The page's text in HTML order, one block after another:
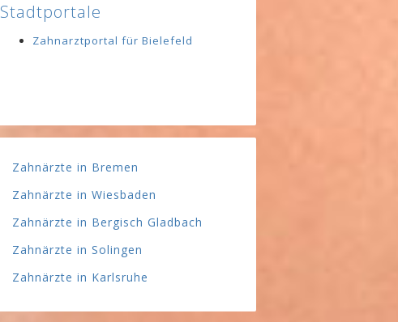
Stadtportale
Zahnarztportal für Bielefeld
Zahnärzte in Bremen
Zahnärzte in Wiesbaden
Zahnärzte in Bergisch Gladbach
Zahnärzte in Solingen
Zahnärzte in Karlsruhe